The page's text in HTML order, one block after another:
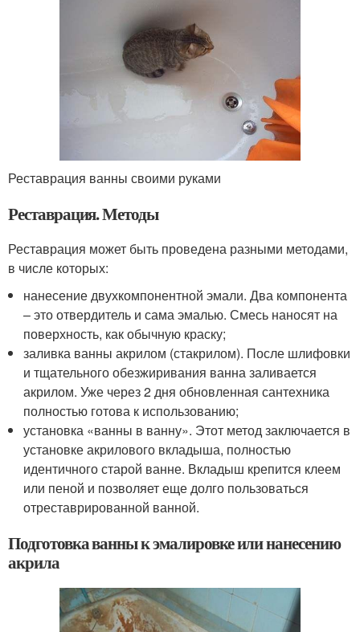
Реставрация ванны своими руками
Реставрация. Методы
Реставрация может быть проведена разными методами,
в числе которых:
нанесение двухкомпонентной эмали. Два компонента
– это отвердитель и сама эмалью. Смесь наносят на
поверхность, как обычную краску;
заливка ванны акрилом (стакрилом). После шлифовки
и тщательного обезжиривания ванна заливается
акрилом. Уже через 2 дня обновленная сантехника
полностью готова к использованию;
установка «ванны в ванну». Этот метод заключается в
установке акрилового вкладыша, полностью
идентичного старой ванне. Вкладыш крепится клеем
или пеной и позволяет еще долго пользоваться
отреставрированной ванной.
Подготовка ванны к эмалировке или нанесению
акрила